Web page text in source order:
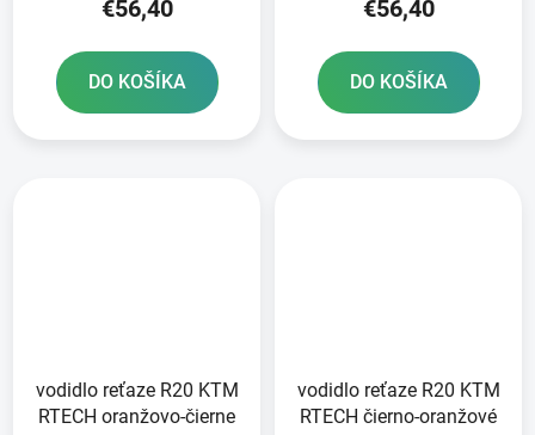
€56,40
DO KOŠÍKA
€56,40
DO KOŠÍKA
vodidlo reťaze R20 KTM
RTECH oranžovo-čierne
vodidlo reťaze R20 KTM
RTECH čierno-oranžové